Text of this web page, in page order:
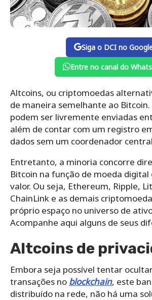
Siga o DCI no
Entre no canal do
Altcoins, ou criptomoedas
de maneira semelhante ao
podem ser livremente enviadas
além de contar com um registro
dados sem um coordenador
Entretanto, a minoria concorre
Bitcoin na função de moeda digital
valor. Ou seja, Ethereum, Ripple,
ChainLink e as demais
próprio espaço no universo de
Acompanhe aqui alguns de seus
Altcoins de
Embora seja possível tentar
transações no blockchain, este
distribuído na rede, não há uma